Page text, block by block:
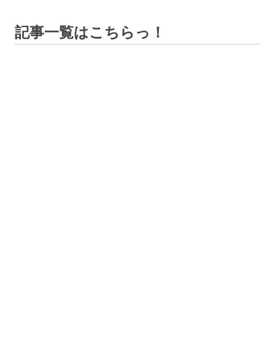
記事一覧はこちらっ！